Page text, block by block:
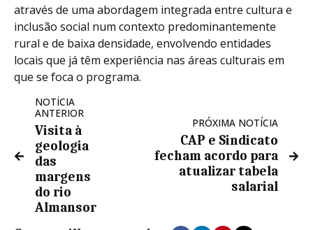
através de uma abordagem integrada entre cultura e
inclusão social num contexto predominantemente
rural e de baixa densidade, envolvendo entidades
locais que já têm experiência nas áreas culturais em
que se foca o programa.
NOTÍCIA
ANTERIOR
Visita à
geologia
das
margens
do rio
Almansor
PRÓXIMA NOTÍCIA
CAP e Sindicato
fecham acordo para
atualizar tabela
salarial